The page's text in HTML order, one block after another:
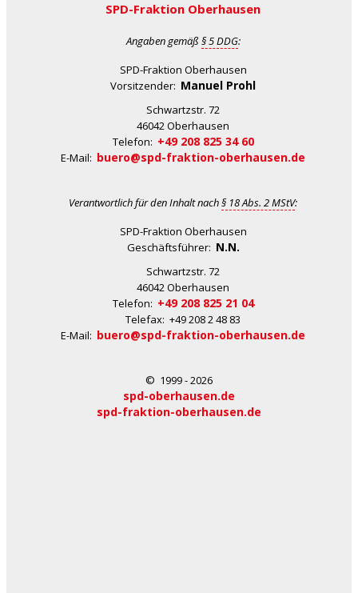
SPD-Fraktion Oberhausen
Angaben gemäß § 5 DDG:
SPD-Fraktion Oberhausen
Vorsitzender: Manuel Prohl
Schwartzstr. 72
46042 Oberhausen
Telefon: +49 208 825 34 60
E-Mail: buero@spd-fraktion-oberhausen.de
Verantwortlich für den Inhalt nach§ 18 Abs. 2 MStV:
SPD-Fraktion Oberhausen
Geschäftsführer: N.N.
Schwartzstr. 72
46042 Oberhausen
Telefon: +49 208 825 21 04
Telefax: +49 208 2 48 83
E-Mail: buero@spd-fraktion-oberhausen.de
© 1999 - 2026
spd-oberhausen.de
spd-fraktion-oberhausen.de